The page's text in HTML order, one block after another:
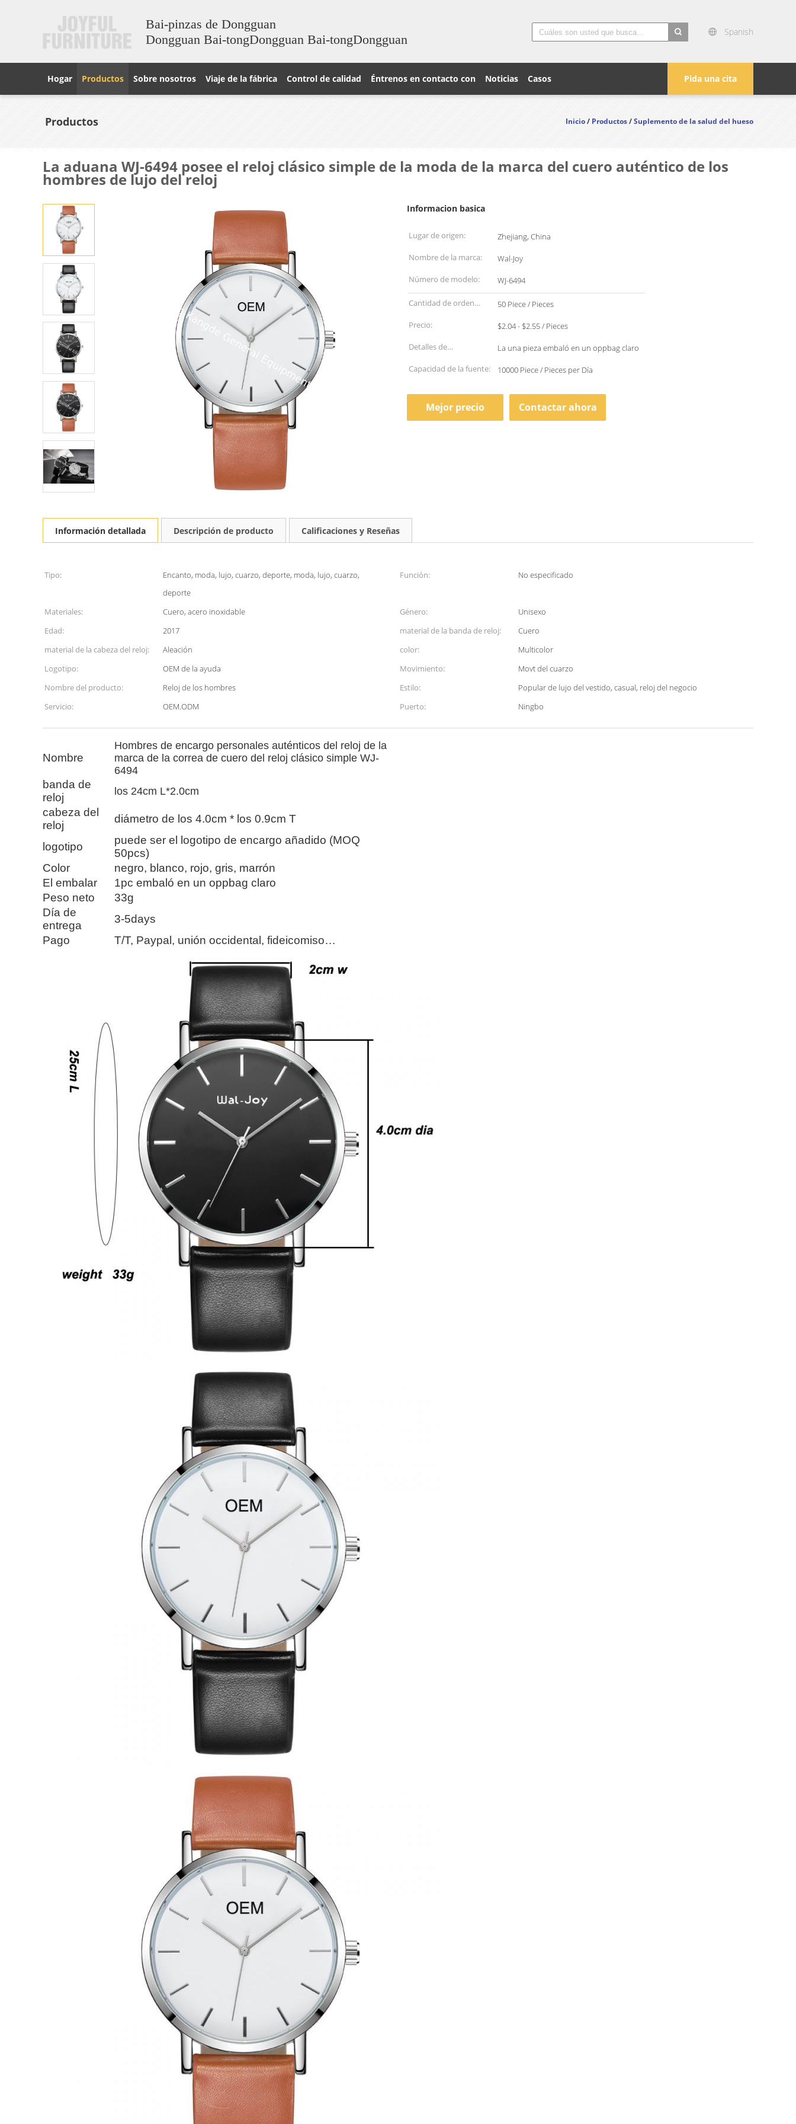
Bai-pinzas de Dongguan
Dongguan Bai-tongDongguan Bai-tongDongguan
Spanish
Pida una cita
Hogar Productos Sobre nosotros Viaje de la fábrica Control de calidad Éntrenos en contacto con Noticias Casos
Productos Inicio/Productos/Suplemento de la salud del hueso
La aduana WJ-6494 posee el reloj clásico simple de la moda de la marca del cuero auténtico de los
hombres de lujo del reloj
Informacion basica
Lugar de origen:
Zhejiang, China
Nombre de la marca:
Wal-Joy
Número de modelo:
WJ-6494
Cantidad de orden
mínima:
50 Piece / Pieces
Precio:
$2.04 - $2.55 / Pieces
Detalles de
empaquetado:
La una pieza embaló en un oppbag claro
Capacidad de la fuente:
10000 Piece / Pieces per Día
Mejor precio Contactar ahora
Información detallada Descripción de producto Calificaciones y Reseñas
Tipo:
Encanto, moda, lujo, cuarzo, deporte, moda, lujo, cuarzo,
deporte
Función: No especificado
Materiales: Cuero, acero inoxidable Género:
Unisexo
Edad:
2017 material de la banda de reloj:
Cuero
material de la cabeza del reloj:
Aleación color:
Multicolor
Logotipo:
OEM de la ayuda Movimiento:
Movt del cuarzo
Nombre del producto:
Reloj de los hombres Estilo:
Popular de lujo del vestido, casual, reloj del negocio
Servicio:
OEM.ODM Puerto: Ningbo
Nombre
Hombres de encargo personales auténticos del reloj de la
marca de la correa de cuero del reloj clásico simple WJ-
6494
banda de
reloj
los 24cm L*2.0cm
cabeza del
reloj
diámetro de los 4.0cm * los 0.9cm T
logotipo
puede ser el logotipo de encargo añadido (MOQ
50pcs)
Color
negro, blanco, rojo, gris, marrón
El embalar
1pc embaló en un oppbag claro
Peso neto
33g
Día de
entrega
3-5days
Pago
T/T, Paypal, unión occidental, fideicomiso…